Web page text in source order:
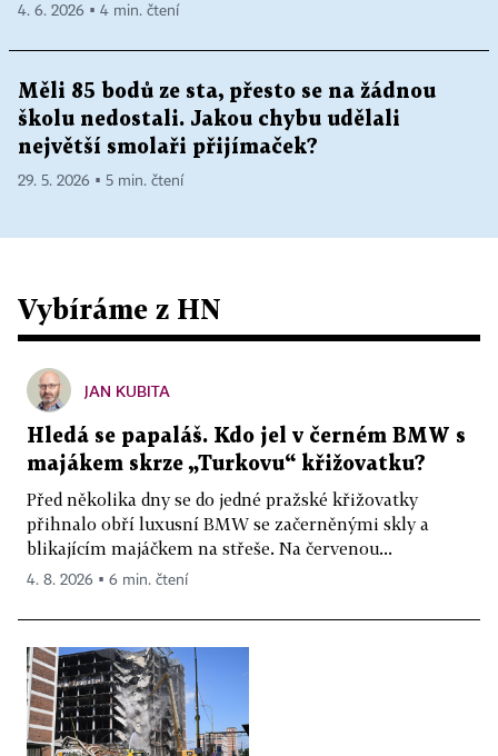
4. 6. 2026 ▪ 4 min. čtení
Měli 85 bodů ze sta, přesto se na žádnou
školu nedostali. Jakou chybu udělali
největší smolaři přijímaček?
29. 5. 2026 ▪ 5 min. čtení
Vybíráme z HN
JAN KUBITA
Hledá se papaláš. Kdo jel v černém BMW s
majákem skrze „Turkovu“ křižovatku?
Před několika dny se do jedné pražské křižovatky
přihnalo obří luxusní BMW se začerněnými skly a
blikajícím majáčkem na střeše. Na červenou...
4. 8. 2026 ▪ 6 min. čtení